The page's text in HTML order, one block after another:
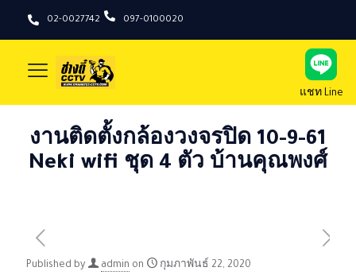
02-0027742 097-0100020
แชท Line
งานติดตั้งกล้องวงจรปิด 10-9-61
Neki wifi ชุด 4 ตัว บ้านคุณพงศ์
Published by admin on กุมภาพันธ์ 22, 2020